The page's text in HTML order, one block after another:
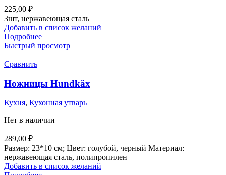
225,00 ₽
3шт, нержавеющая сталь
Добавить в список желаний
Подробнее
Быстрый просмотр
Сравнить
Ножницы Hundkäx
Кухня, Кухонная утварь
Нет в наличии
289,00 ₽
Размер: 23*10 см; Цвет: голубой, черный Материал:
нержавеющая сталь, полипропилен
Добавить в список желаний